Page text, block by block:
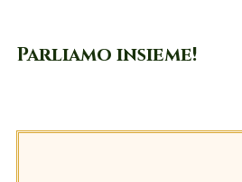
Parliamo insieme!